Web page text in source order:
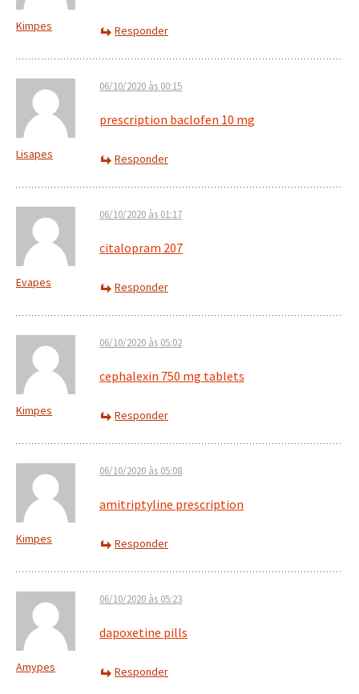
Kimpes Responder
Lisapes
06/10/2020 às 00:15
prescription baclofen 10 mg
Responder
Evapes
06/10/2020 às 01:17
citalopram 207
Responder
Kimpes
06/10/2020 às 05:02
cephalexin 750 mg tablets
Responder
Kimpes
06/10/2020 às 05:08
amitriptyline prescription
Responder
Amypes
06/10/2020 às 05:23
dapoxetine pills
Responder